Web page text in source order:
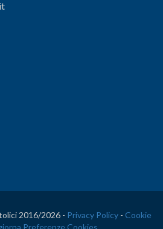
2016/2026 - Privacy Policy- Cookie
Preferenze Cookies